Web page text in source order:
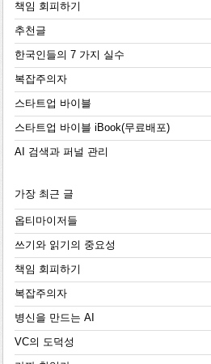
책임 회피하기
추천글
한국인들의 7 가지 실수
복잡주의자
스타트업 바이블
스타트업 바이블 iBook(무료배포)
AI 검색과 퍼널 관리
가장 최근 글
옵티마이저들
쓰기와 읽기의 중요성
책임 회피하기
복잡주의자
병신을 만드는 AI
VC의 도덕성